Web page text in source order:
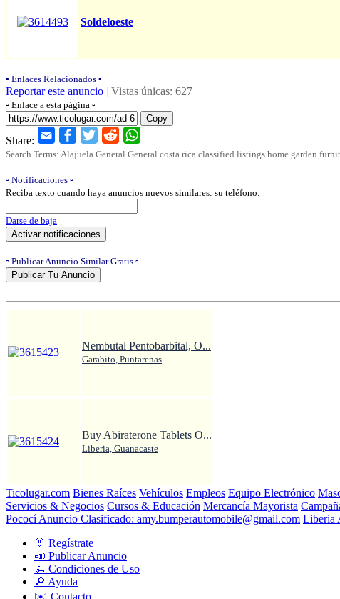
Soldeloeste
▫️ Enlaces Relacionados ▫️
Reportar este anuncio | Vistas únicas: 627
▫️ Enlace a esta página ▫️
Copy
Share:
Search Terms: Alajuela General General costa rica classified listings home garden
▫️ Notificaciones ▫️
Reciba texto cuando haya anuncios nuevos similares: su teléfono:
Darse de baja
▫️ Publicar Anuncio Similar Gratis ▫️
Nembutal Pentobarbital, O...
Garabito, Puntarenas
Buy Abiraterone Tablets O...
Liberia, Guanacaste
Ticolugar.com Bienes Raíces Vehículos Empleos Equipo Electrónico
Servicios & Negocios Cursos & Educación Mercancía Mayorista
Pococí Anuncio Clasificado: amy.bumperautomobile@gmail.com Liberia
👔 Regístrate
📣 Publicar Anuncio
📃 Condiciones de Uso
🔎 Ayuda